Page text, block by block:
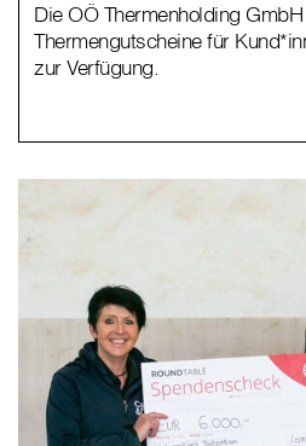
Die OÖ Thermenholding
Thermengutscheine für
zur Verfügung.